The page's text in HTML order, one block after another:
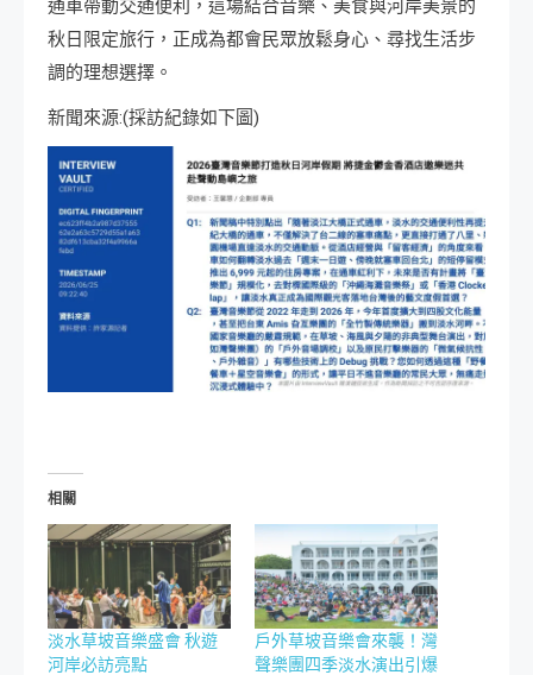
通車帶動交通便利，這場結合音樂、美食與河岸美景的
秋日限定旅行，正成為都會民眾放鬆身心、尋找生活步
調的理想選擇。
新聞來源:(採訪紀錄如下圖)
相關
淡水草坡音樂盛會 秋遊
河岸必訪亮點
戶外草坡音樂會來襲！灣
聲樂團四季淡水演出引爆